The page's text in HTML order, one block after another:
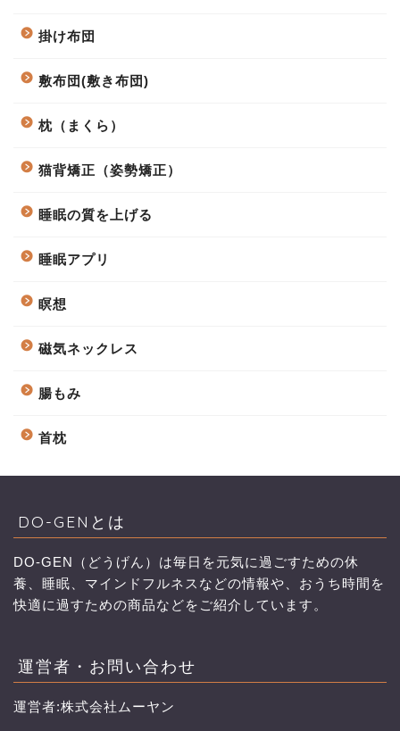
掛け布団
敷布団(敷き布団)
枕（まくら）
猫背矯正（姿勢矯正）
睡眠の質を上げる
睡眠アプリ
瞑想
磁気ネックレス
腸もみ
首枕
DO-GENとは
DO-GEN（どうげん）は毎日を元気に過ごすための休
養、睡眠、マインドフルネスなどの情報や、おうち時間を
快適に過すための商品などをご紹介しています。
運営者・お問い合わせ
運営者:株式会社ムーヤン